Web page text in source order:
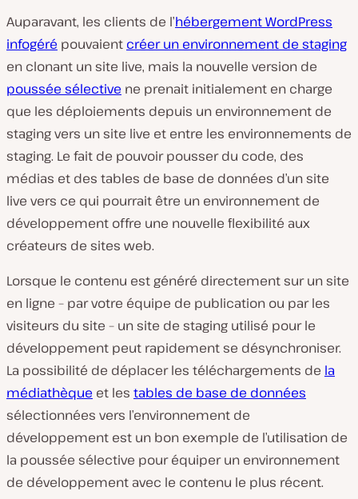
Auparavant, les clients de l’hébergement WordPress
infogéré pouvaient créer un environnement de staging
en clonant un site live, mais la nouvelle version de
poussée sélective ne prenait initialement en charge
que les déploiements depuis un environnement de
staging vers un site live et entre les environnements de
staging. Le fait de pouvoir pousser du code, des
médias et des tables de base de données d’un site
live vers ce qui pourrait être un environnement de
développement offre une nouvelle flexibilité aux
créateurs de sites web.
Lorsque le contenu est généré directement sur un site
en ligne – par votre équipe de publication ou par les
visiteurs du site – un site de staging utilisé pour le
développement peut rapidement se désynchroniser.
La possibilité de déplacer les téléchargements de la
médiathèque et les tables de base de données
sélectionnées vers l’environnement de
développement est un bon exemple de l’utilisation de
la poussée sélective pour équiper un environnement
de développement avec le contenu le plus récent.